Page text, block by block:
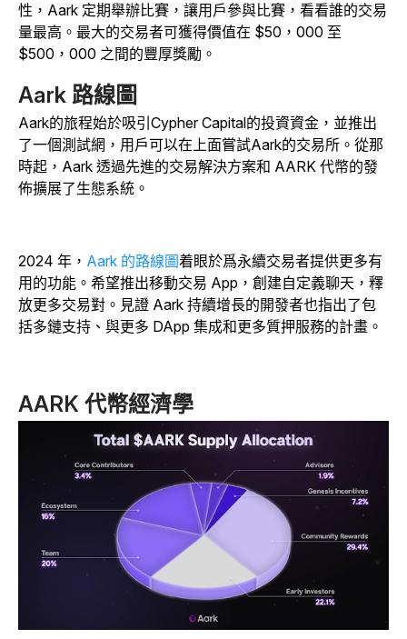
性，Aark 定期舉辦比賽，讓用戶參與比賽，看看誰的交易
量最高。最大的交易者可獲得價值在 $50，000 至
$500，000 之間的豐厚獎勵。
Aark 路線圖
Aark的旅程始於吸引Cypher Capital的投資資金，並推出
了一個測試網，用戶可以在上面嘗試Aark的交易所。從那
時起，Aark 透過先進的交易解決方案和 AARK 代幣的發
佈擴展了生態系統。
2024 年， Aark 的路線圖着眼於爲永續交易者提供更多有
用的功能。希望推出移動交易 App，創建自定義聊天，釋
放更多交易對。見證 Aark 持續增長的開發者也指出了包
括多鏈支持、與更多 DApp 集成和更多質押服務的計畫。
AARK 代幣經濟學